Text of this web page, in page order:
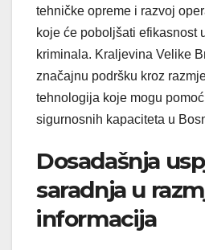
tehničke opreme i razvoj
koje će poboljšati efikasnost
kriminala. Kraljevina Velike
značajnu podršku kroz
tehnologija koje mogu
sigurnosnih kapaciteta u
Dosadašnja
saradnja u
informacija